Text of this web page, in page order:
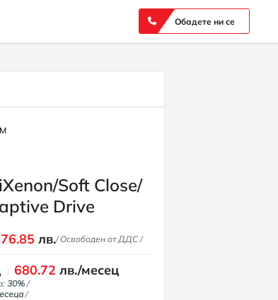
Обадете ни се
Soft Close/
Drive
лв./ Освободен от ДДС /
680.72 лв./месец
30%/
/